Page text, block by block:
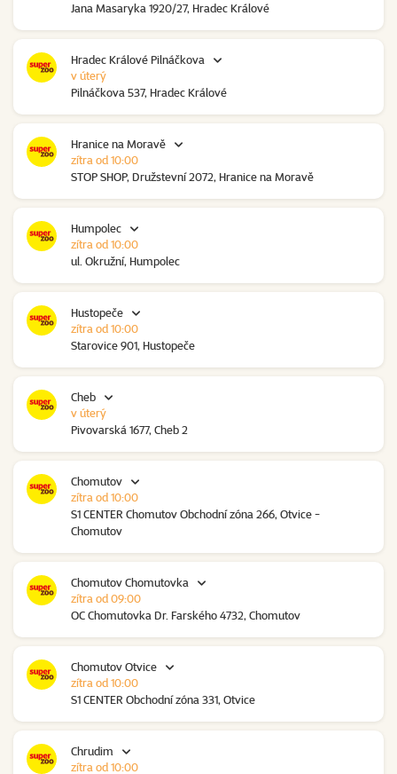
Jana Masaryka 1920/27, Hradec Králové
Hradec Králové Pilnáčkova
Pilnáčkova 537, Hradec Králové
v úterý
Hranice na Moravě
STOP SHOP, Družstevní 2072, Hranice na Moravě
zítra od 10:00
Humpolec
ul. Okružní, Humpolec
zítra od 10:00
Hustopeče
Starovice 901, Hustopeče
zítra od 10:00
Cheb
Pivovarská 1677, Cheb 2
v úterý
Chomutov
S1 CENTER Chomutov Obchodní zóna 266, Otvice -
Chomutov
zítra od 10:00
Chomutov Chomutovka
OC Chomutovka Dr. Farského 4732, Chomutov
zítra od 09:00
Chomutov Otvice
S1 CENTER Obchodní zóna 331, Otvice
zítra od 10:00
Chrudim
zítra od 10:00